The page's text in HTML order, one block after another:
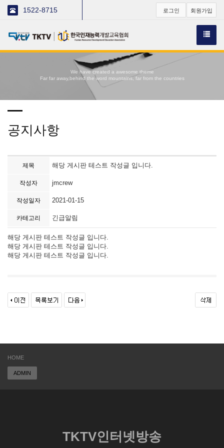
1522-8715 로그인 회원가입
We have created a awesome theme
Far far away,behind the word mountains, far from the countries
공지사항
제목 해당 게시판 테스트 작성글 입니다.
작성자 jmcrew
작성일자 2021-01-15
카테고리 긴급알림
해당 게시판 테스트 작성글 입니다.
해당 게시판 테스트 작성글 입니다.
해당 게시판 테스트 작성글 입니다.
HOME
ADMIN
TKTV인터넷방송